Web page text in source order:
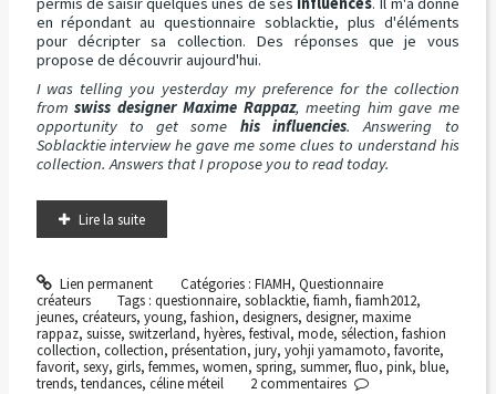
en répondant au questionnaire soblacktie, plus d'éléments
pour décripter sa collection. Des réponses que je vous
propose de découvrir aujourd'hui.
I was telling you yesterday my preference for the collection
fromswiss designer Maxime Rappaz, meeting him gave me
opportunity to get some his influencies. Answering to
Soblacktie interview he gave me some clues to understand his
collection. Answers that I propose you to read today.
Lire la suite
Lien permanent Catégories : FIAMH, Questionnaire
créateurs
Tags :questionnaire,soblacktie,fiamh,fiamh2012,
jeunes, créateurs, young, fashion, designers, designer, maxime
rappaz, suisse, switzerland, hyères, festival, mode, sélection, fashion
collection, collection, présentation, jury, yohji yamamoto, favorite,
favorit, sexy, girls, femmes, women, spring, summer, fluo, pink, blue,
trends, tendances, céline méteil 2commentaires